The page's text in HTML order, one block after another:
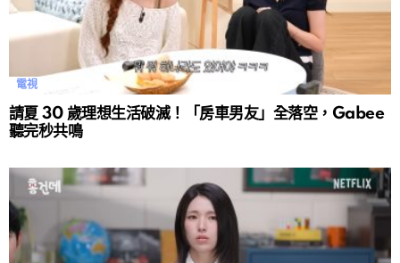
電視
請夏 30 歲理想生活破滅！「房車男友」全落空，Gabee
聽完秒共鳴